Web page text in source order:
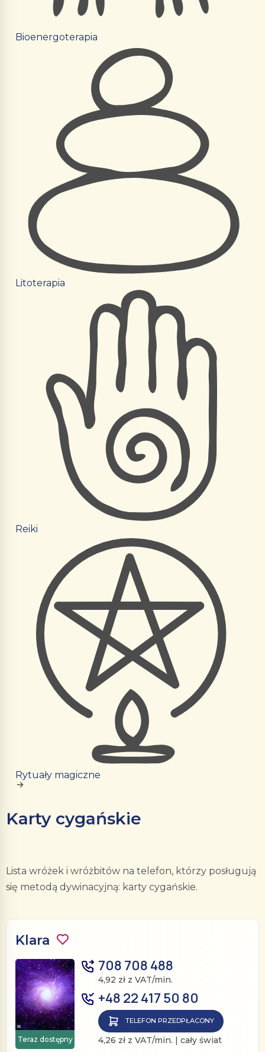
Bioenergoterapia
Litoterapia
Reiki
Rytuały magiczne
Karty cygańskie
Lista wróżek i wróżbitów na telefon, którzy posługują
się metodą dywinacyjną: karty cygańskie.
Klara
Teraz dostępny
708 708 488
4,92 zł z VAT/min.
+48 22 417 50 80
TELEFON PRZEDPŁACONY
4,26 zł z VAT/min. | cały świat